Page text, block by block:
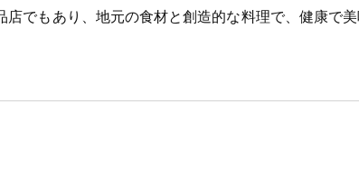
でもあり、地元の食材と創造的な料理で、健康で